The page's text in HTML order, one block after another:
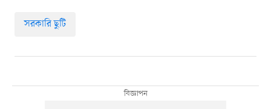
সরকারি ছুটি